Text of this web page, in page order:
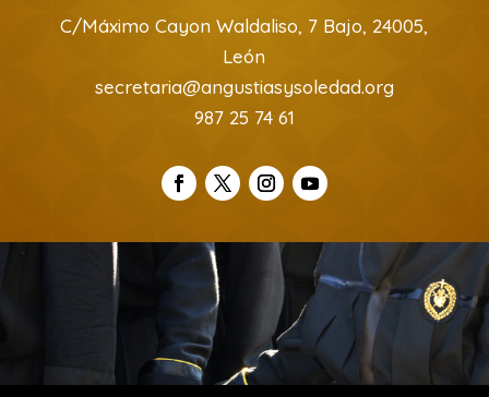
C/Máximo Cayon Waldaliso, 7 Bajo, 24005,
León
secretaria@angustiasysoledad.org
987 25 74 61